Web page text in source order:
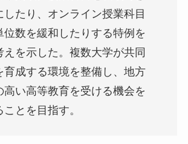
したり、オンライン授業科目
位数を緩和したりする特例を
えを示した。複数大学が共同
育成する環境を整備し、地方
高い高等教育を受ける機会を
とを目指す。